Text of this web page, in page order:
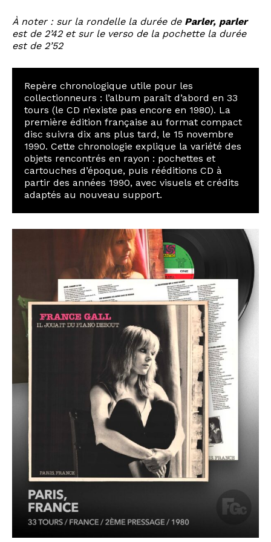
À noter : sur la rondelle la durée de Parler, parler
est de 2’42 et sur le verso de la pochette la durée
est de 2’52
Repère chronologique utile pour les
collectionneurs : l’album paraît d’abord en 33
tours (le CD n’existe pas encore en 1980). La
première édition française au format compact
disc suivra dix ans plus tard, le 15 novembre
1990. Cette chronologie explique la variété des
objets rencontrés en rayon : pochettes et
cartouches d’époque, puis rééditions CD à
partir des années 1990, avec visuels et crédits
adaptés au nouveau support.